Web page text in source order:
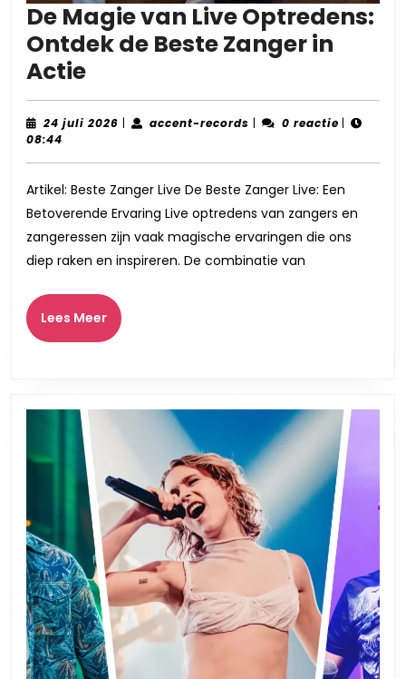
De Magie van Live Optredens:
Ontdek de Beste Zanger in
ActieDe
Magie
van
Optredens:
Ontdek
de
Beste
Zanger
in
Actie
24 juli 2026 24
| accent-records accent-
| 0 reactie |
08:44
Artikel: Beste Zanger Live De Beste Zanger Live: Een
Betoverende Ervaring Live optredens van zangers en
zangeressen zijn vaak magische ervaringen die ons
diep raken en inspireren. De combinatie van
Lees MeerLees
Meer